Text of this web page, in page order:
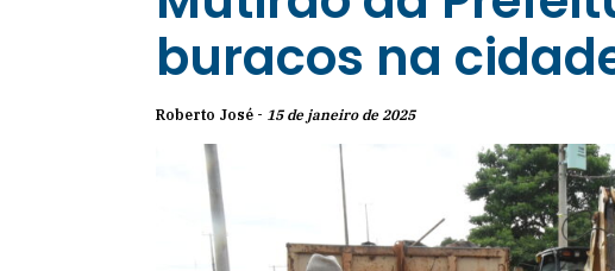
buracos na
Roberto José - 15 de janeiro de 2025